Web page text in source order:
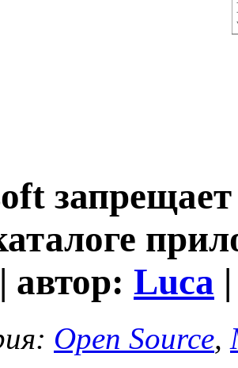
автор: Luca
Open Source,